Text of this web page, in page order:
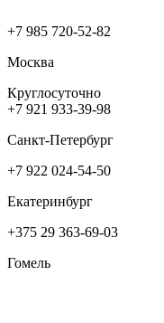
+7 985 720-52-82
Москва
Круглосуточно
+7 921 933-39-98
Санкт-Петербург
+7 922 024-54-50
Екатеринбург
+375 29 363-69-03
Гомель